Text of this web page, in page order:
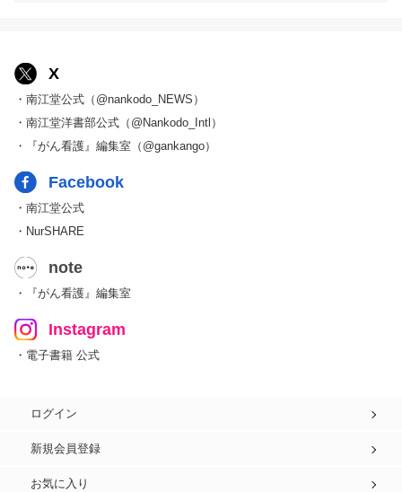
X
・南江堂公式（@nankodo_NEWS）
・南江堂洋書部公式（@Nankodo_Intl）
・『がん看護』編集室（@gankango）
Facebook
・南江堂公式
・NurSHARE
note
・『がん看護』編集室
Instagram
・電子書籍 公式
ログイン
新規会員登録
お気に入り